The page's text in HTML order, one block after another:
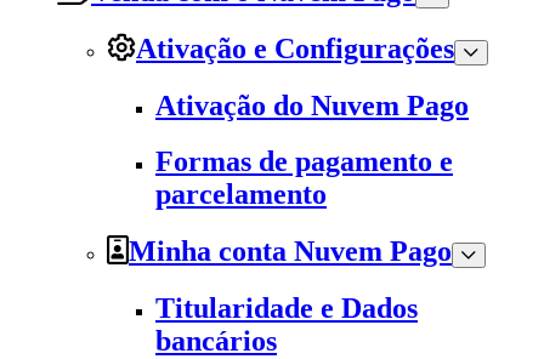
Ativação e Configurações
Ativação do Nuvem Pago
Formas de pagamento e
parcelamento
Minha conta Nuvem Pago
Titularidade e Dados
bancários